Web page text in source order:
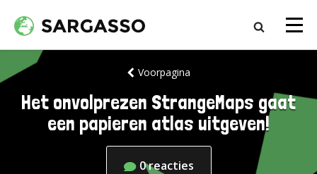
Voorpagina
Het onvolprezen StrangeMaps gaat
een papieren atlas uitgeven!
0reacties